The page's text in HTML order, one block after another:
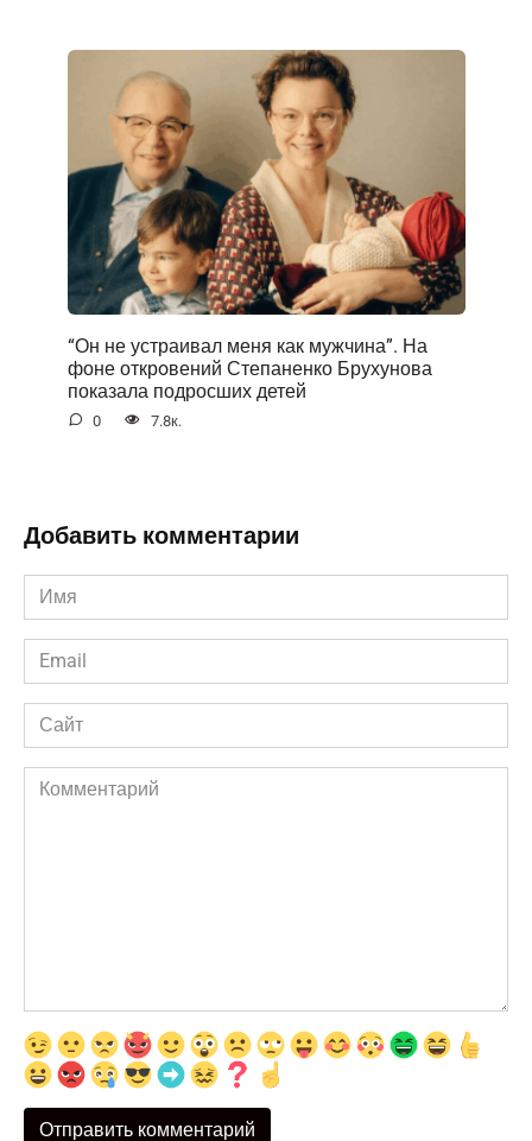
“Он не устраивал меня как мужчина”. На
фоне открoвений Степаненко Брухунова
показала подросших детей
0 7.8к.
Добавить комментарии
Имя
*
Email
*
Сайт
Комментарий